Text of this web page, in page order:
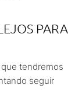
PARA
que tendremos
seguir